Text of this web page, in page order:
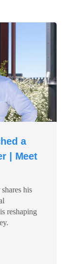
a
| Meet
his
reshaping